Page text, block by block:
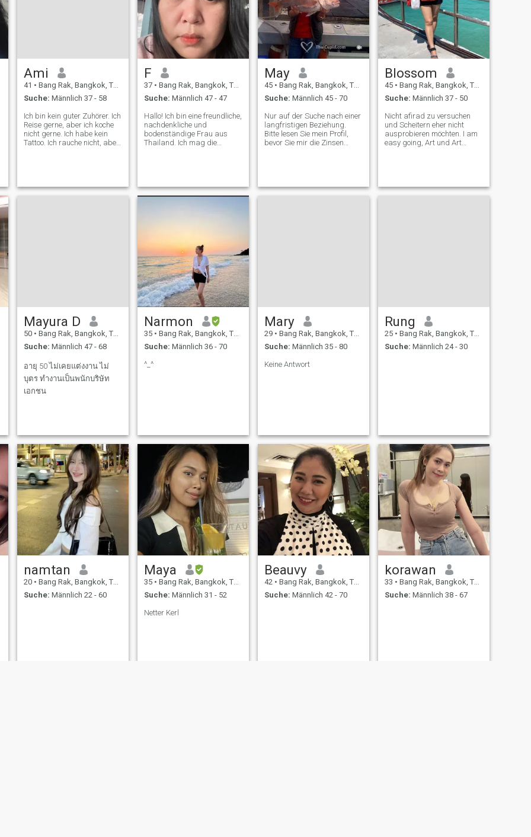
Ami
41 • Bang Rak, Bangkok, Thailand
Suche: Männlich 37 - 58
Ich bin kein guter Zuhörer. Ich
Reise gerne, aber ich koche
nicht gerne. Ich habe kein
Tattoo. Ich rauche nicht, aber
F
37 • Bang Rak, Bangkok, Thailand
Suche: Männlich 47 - 47
Hallo! Ich bin eine freundliche,
nachdenkliche und
bodenständige Frau aus
Thailand. Ich mag die
Strand. Ich habe eine positive
Einstellung zum Leben und
glaube an gegenseitigen
Respekt und Ehrlichkeit in
einer Beziehung. Ich versuche
gerne neue Dinge –
besonders wenn es um
Essen und Reisen geht. Wenn
Sie aufgeschlossen sind und
kommen wir vielleicht gut
aus!
May
45 • Bang Rak, Bangkok, Thailand
Suche: Männlich 45 - 70
Nur auf der Suche nach einer
langfristigen Beziehung.
Bitte lesen Sie mein Profil,
bevor Sie mir die Zinsen
Blossom
45 • Bang Rak, Bangkok, Thailand
Suche: Männlich 37 - 50
Nicht afirad zu versuchen
und Scheitern eher nicht
ausprobieren möchten. I am
easy going, Art und Art
rund um die Welt ist mein
Traum.
Mayura D
50 • Bang Rak, Bangkok, Thailand
Suche: Männlich 47 - 68
อายุ 50 ไม่เคยแต่งงาน ไม่
บุตร ทำงานเป็นพนักบริษัท
เอกชน
Narmon
35 • Bang Rak, Bangkok, Thailand
Suche: Männlich 36 - 70
^_^
Mary
29 • Bang Rak, Bangkok, Thailand
Suche: Männlich 35 - 80
Keine Antwort
Rung
25 • Bang Rak, Bangkok, Thailand
Suche: Männlich 24 - 30
namtan
20 • Bang Rak, Bangkok, Thailand
Suche: Männlich 22 - 60
Maya
35 • Bang Rak, Bangkok, Thailand
Suche: Männlich 31 - 52
Netter Kerl
Beauvy
42 • Bang Rak, Bangkok, Thailand
Suche: Männlich 42 - 70
korawan
33 • Bang Rak, Bangkok, Thailand
Suche: Männlich 38 - 67